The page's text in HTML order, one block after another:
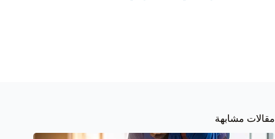
مقالات مشابهة